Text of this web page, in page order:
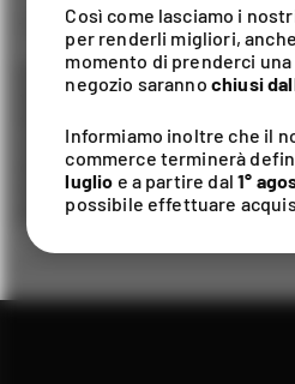
Fragrante liquore ottenuto
fragola), caratterizzata
rossa e uva spina. Il sorso è
esuberante ma ben equilibrato,
si armonizza magistralmente
selvatiche appena colte.
Così come lasciamo i
per renderli migliori,
momento di prenderci
negozio saranno chiusi
Informiamo inoltre che il
commerce terminerà
luglio e a partire dal1°
possibile effettuare